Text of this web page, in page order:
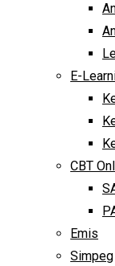
E-
CBT
Emis
Simpeg